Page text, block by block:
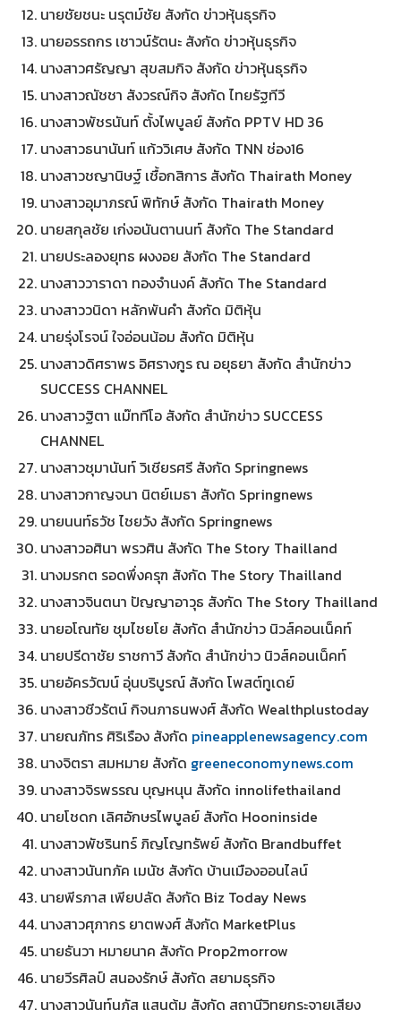
นายชัยชนะ นรุตม์ชัย สังกัด ข่าวหุ้นธุรกิจ
นายอรรถกร เชาวน์รัตนะ สังกัด ข่าวหุ้นธุรกิจ
นางสาวศรัญญา สุขสมกิจ สังกัด ข่าวหุ้นธุรกิจ
นางสาวณัชชา สังวรณ์กิจ สังกัด ไทยรัฐทีวี
นางสาวพัชรนันท์ ตั้งไพบูลย์ สังกัด PPTV HD 36
นางสาวธนานันท์ แก้ววิเศษ สังกัด TNN ช่อง16
นางสาวชญานิษฐ์ เชื้อกสิการ สังกัด Thairath Money
นางสาวอุมาภรณ์ พิทักษ์ สังกัด Thairath Money
นายสกุลชัย เก่งอนันตานนท์ สังกัด The Standard
นายประลองยุทธ ผงงอย สังกัด The Standard
นางสาววาราดา ทองจำนงค์ สังกัด The Standard
นางสาววนิดา หลักพันคำ สังกัด มิติหุ้น
นายรุ่งโรจน์ ใจอ่อนน้อม สังกัด มิติหุ้น
นางสาวดิศราพร อิศรางกูร ณ อยุธยา สังกัด สำนักข่าว
SUCCESS CHANNEL
นางสาวฐิตา แม๊ททีโอ สังกัด สำนักข่าว SUCCESS
CHANNEL
นางสาวชุมานันท์ วิเชียรศรี สังกัด Springnews
นางสาวกาญจนา นิตย์เมธา สังกัด Springnews
นายนนท์ธวัช ไชยวัง สังกัด Springnews
นางสาวอศินา พรวศิน สังกัด The Story Thailland
นางมรกต รอดพึ่งครุฑ สังกัด The Story Thailland
นางสาวจินตนา ปัญญาอาวุธ สังกัด The Story Thailland
นายอโณทัย ชุมไชยโย สังกัด สำนักข่าว นิวส์คอนเน็คท์
นายปรีดาชัย ราชกาวี สังกัด สำนักข่าว นิวส์คอนเน็คท์
นายอัครวัฒน์ อุ่นบริบูรณ์ สังกัด โพสต์ทูเดย์
นางสาวชีวรัตน์ กิจนภาธนพงศ์ สังกัด Wealthplustoday
นายณภัทร ศิริเรือง สังกัด pineapplenewsagency.com
นางจิตรา สมหมาย สังกัด greeneconomynews.com
นางสาวจิรพรรณ บุญหนุน สังกัด innolifethailand
นายโชดก เลิศอักษรไพบูลย์ สังกัด Hooninside
นางสาวพัชรินทร์ ภิญโญทรัพย์ สังกัด Brandbuffet
นางสาวนันทภัค เมนัช สังกัด บ้านเมืองออนไลน์
นายพีรภาส เพียปลัด สังกัด Biz Today News
นางสาวศุภากร ยาตพงศ์ สังกัด MarketPlus
นายธันวา หมายนาค สังกัด Prop2morrow
นายวีรศิลป์ สนองรักษ์ สังกัด สยามธุรกิจ
นางสาวนันท์นภัส แสนตุ้ม สังกัด สถานีวิทยุกระจายเสียง